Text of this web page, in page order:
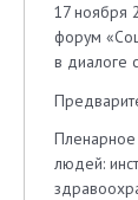
17 ноября
форум
в диалоге
людей: